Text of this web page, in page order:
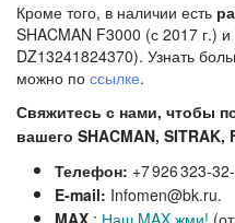
Кроме того, в наличии есть
SHACMAN F3000 (с 2017 г.)
DZ13241824370). Узнать
можно по ссылке.
Свяжитесь с нами, чтобы
вашего SHACMAN, SITRAK,
Телефон: +7 926
E‑mail: Infomen@bk.ru.
MAX : Наш MAX жми!